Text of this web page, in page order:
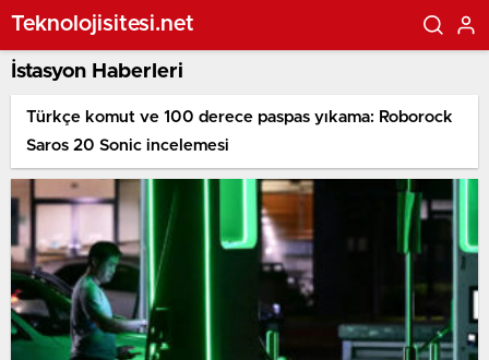
Teknolojisitesi.net
İstasyon Haberleri
Türkçe komut ve 100 derece paspas yıkama: Roborock
Saros 20 Sonic incelemesi